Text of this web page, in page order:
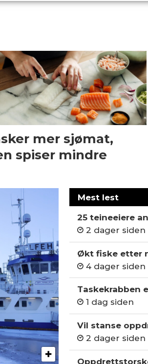
mer sjømat,
spiser mindre
Mest lest
25 teineeiere
2 dager siden
Økt fiske etter
4 dager siden
Taskekrabben
1 dag siden
Vil stanse
2 dager siden